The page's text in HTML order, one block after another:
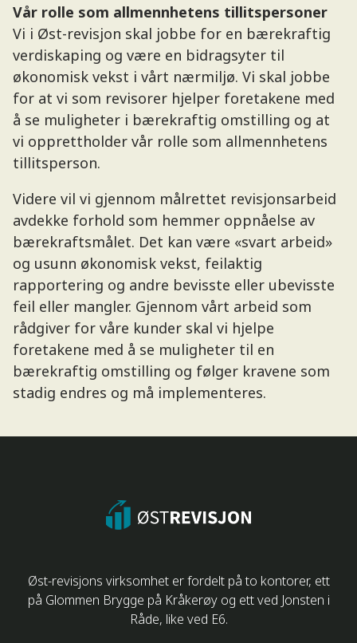
Vår rolle som allmennhetens tillitspersoner
Vi i Øst-revisjon skal jobbe for en bærekraftig
verdiskaping og være en bidragsyter til
økonomisk vekst i vårt nærmiljø. Vi skal jobbe
for at vi som revisorer hjelper foretakene med
å se muligheter i bærekraftig omstilling og at
vi opprettholder vår rolle som allmennhetens
tillitsperson.
Videre vil vi gjennom målrettet revisjonsarbeid
avdekke forhold som hemmer oppnåelse av
bærekraftsmålet. Det kan være «svart arbeid»
og usunn økonomisk vekst, feilaktig
rapportering og andre bevisste eller ubevisste
feil eller mangler. Gjennom vårt arbeid som
rådgiver for våre kunder skal vi hjelpe
foretakene med å se muligheter til en
bærekraftig omstilling og følger kravene som
stadig endres og må implementeres.
Øst-revisjons virksomhet er fordelt på to kontorer, ett
på Glommen Brygge på Kråkerøy og ett ved Jonsten i
Råde, like ved E6.